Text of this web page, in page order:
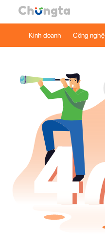
Kinh doanh Công nghệ